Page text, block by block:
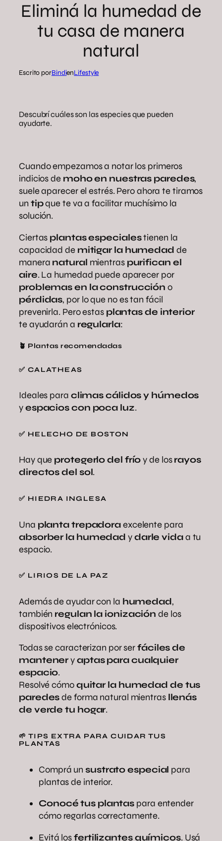
Eliminá la humedad de
tu casa de manera
natural
Escrito porBindienLifestyle
Descubrí cuáles son las especies que pueden
ayudarte.
Cuando empezamos a notar los primeros
indicios de moho en nuestras paredes,
suele aparecer el estrés. Pero ahora te tiramos
un tipque te va a facilitar muchísimo la
solución.
Ciertas plantas especialestienen la
capacidad de mitigar la humedad de
manera natural mientras purifican el
aire. La humedad puede aparecer por
problemas en la construcción o
pérdidas, por lo que no es tan fácil
prevenirla. Pero estas plantas de interior
te ayudarán a regularla:
🪴 Plantas recomendadas
✅ CALATHEAS
Ideales para climas cálidos y húmedos
yespacios con poca luz.
✅ HELECHO DE BOSTON
Hay que protegerlo del fríoy de losrayos
directos del sol.
✅ HIEDRA INGLESA
Una planta trepadoraexcelente para
absorber la humedad ydarle vidaa tu
espacio.
✅ LIRIOS DE LA PAZ
Además de ayudar con la humedad,
también regulan la ionización de los
dispositivos electrónicos.
Todas se caracterizan por serfáciles de
manteneryaptas para cualquier
espacio.
Resolvé cómoquitar la humedad de tus
paredesde forma natural mientras llenás
de verde tu hogar.
🌱 TIPS EXTRA PARA CUIDAR TUS
PLANTAS
Comprá un sustrato especial para
plantas de interior.
Conocé tus plantas para entender
cómo regarlas correctamente.
Evitá losfertilizantes químicos. Usá